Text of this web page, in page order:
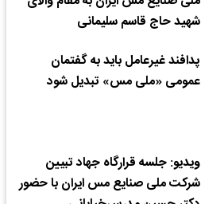
شهید حاج قاسم سلیمانی
پدافند غیرعامل باید به گفتمان
عمومی «ملی مس» تبدیل شود
ویدیو: جلسه قرارگاه جهاد تبیین
شرکت ملی صنایع مس ایران با حضور